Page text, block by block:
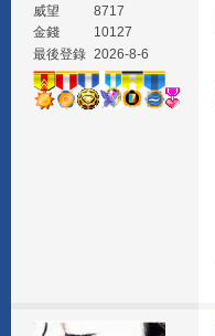
威望
8717
金錢
10127
最後登錄 2026-8-6